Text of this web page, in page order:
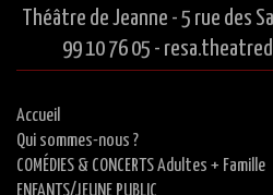
Théâtre de Jeanne - 5 rue des
99 10 76 05 -
Accueil
Qui sommes-nous ?
COMÉDIES & CONCERTS Adultes + Famille